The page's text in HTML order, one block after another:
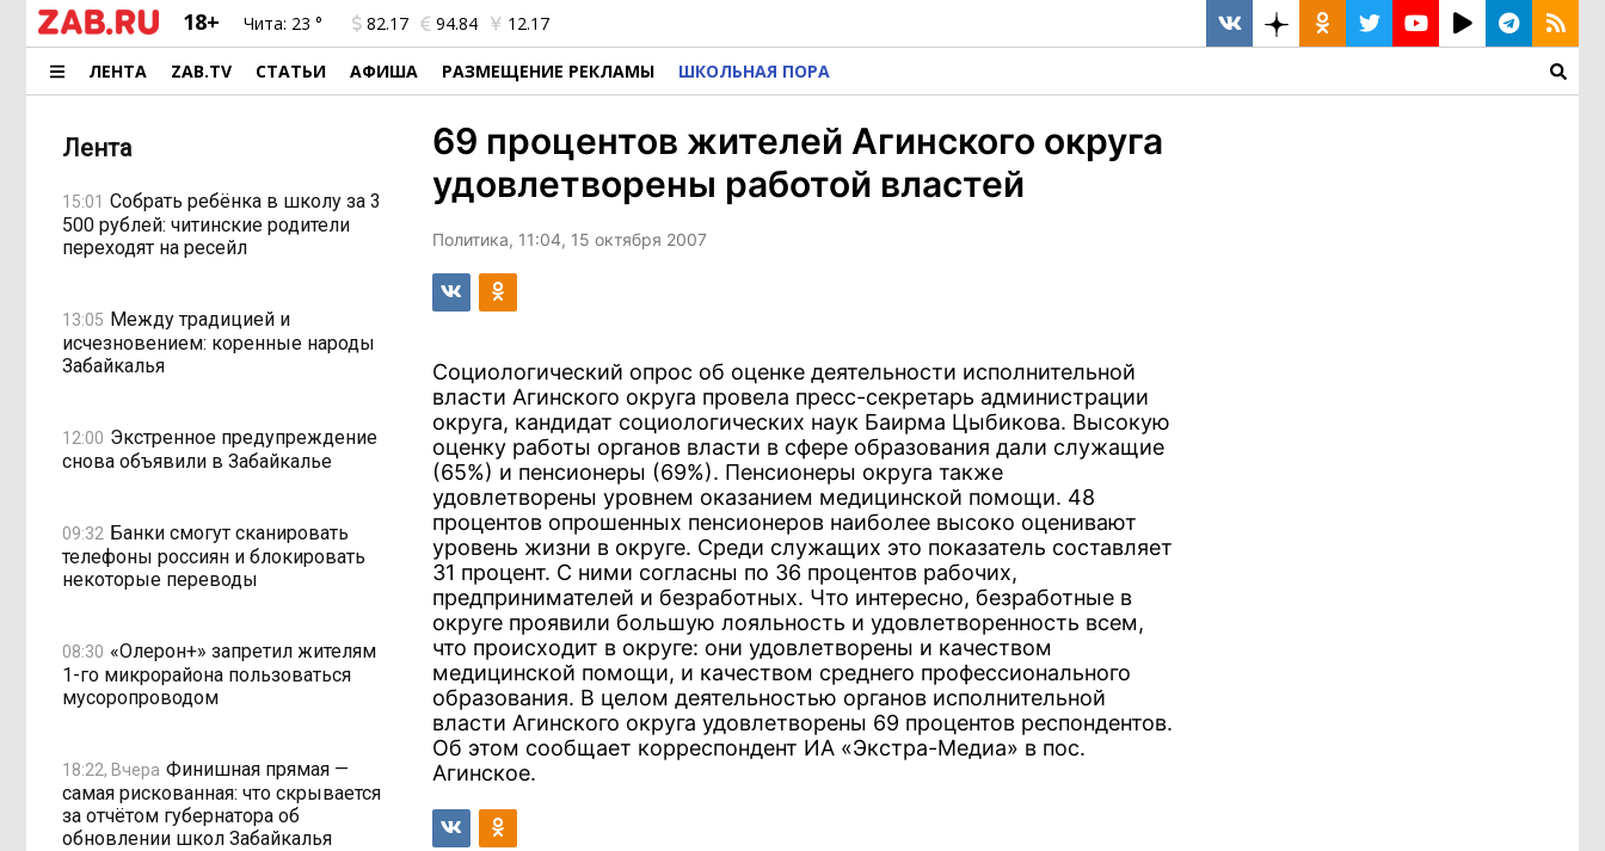
18+ Чита: 23 ° 82.17 94.84 12.17
ЛЕНТА ZAB.TV СТАТЬИ АФИША РАЗМЕЩЕНИЕ РЕКЛАМЫ ШКОЛЬНАЯ ПОРА
Лента
15:01 Собрать ребёнка в школу за 3
500 рублей: читинские родители
переходят на ресейл
13:05 Между традицией и
исчезновением: коренные народы
Забайкалья
12:00 Экстренное предупреждение
снова объявили в Забайкалье
09:32 Банки смогут сканировать
телефоны россиян и блокировать
некоторые переводы
08:30 «Олерон+» запретил жителям
1-го микрорайона пользоваться
мусоропроводом
18:22, Вчера Финишная прямая —
самая рискованная: что скрывается
за отчётом губернатора об
обновлении школ Забайкалья
69 процентов жителей Агинского округа
удовлетворены работой властей
Политика, 11:04, 15 октября 2007
Социологический опрос об оценке деятельности исполнительной
власти Агинского округа провела пресс-секретарь администрации
округа, кандидат социологических наук Баирма Цыбикова. Высокую
оценку работы органов власти в сфере образования дали служащие
(65%) и пенсионеры (69%). Пенсионеры округа также
удовлетворены уровнем оказанием медицинской помощи. 48
процентов опрошенных пенсионеров наиболее высоко оценивают
уровень жизни в округе. Среди служащих это показатель составляет
31 процент. С ними согласны по 36 процентов рабочих,
предпринимателей и безработных. Что интересно, безработные в
округе проявили большую лояльность и удовлетворенность всем,
что происходит в округе: они удовлетворены и качеством
медицинской помощи, и качеством среднего профессионального
образования. В целом деятельностью органов исполнительной
власти Агинского округа удовлетворены 69 процентов респондентов.
Об этом сообщает корреспондент ИА «Экстра-Медиа» в пос.
Агинское.